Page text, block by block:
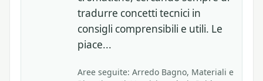
tradurre concetti tecnici in
consigli comprensibili e utili. Le
piace...
Aree seguite: Arredo Bagno, Materiali e